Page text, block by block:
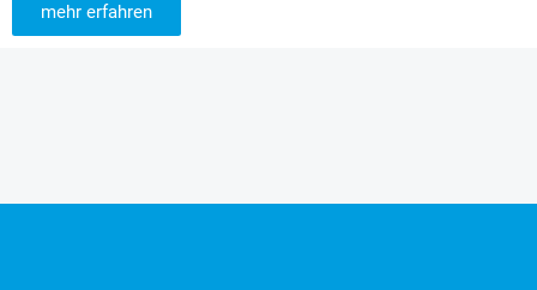
mehr erfahren